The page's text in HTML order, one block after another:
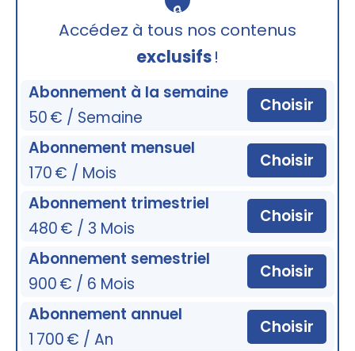
🔒
Accédez à tous nos contenus
exclusifs!
Abonnement à la semaine
50 € / Semaine
Choisir
Abonnement mensuel
170 € / Mois
Choisir
Abonnement trimestriel
480 € / 3 Mois
Choisir
Abonnement semestriel
900 € / 6 Mois
Choisir
Abonnement annuel
1 700 € / An
Choisir